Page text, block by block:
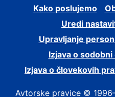
Kako poslujemo
Uredi
Upravljanje
Izjava o
Izjava o človekovih
Avtorske pravice ©